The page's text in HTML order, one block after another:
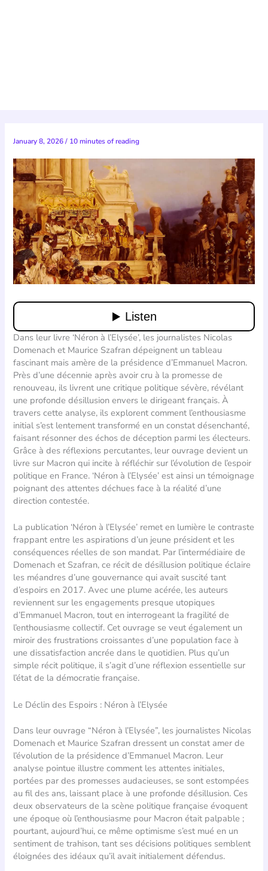
January 8, 2026/ 10 minutes of reading
Dans leur livre ‘Néron à l’Elysée’, les journalistes Nicolas
Domenach et Maurice Szafran dépeignent un tableau
fascinant mais amère de la présidence d’Emmanuel Macron.
Près d’une décennie après avoir cru à la promesse de
renouveau, ils livrent une critique politique sévère, révélant
une profonde désillusion envers le dirigeant français. À
travers cette analyse, ils explorent comment l’enthousiasme
initial s’est lentement transformé en un constat désenchanté,
faisant résonner des échos de déception parmi les électeurs.
Grâce à des réflexions percutantes, leur ouvrage devient un
livre sur Macron qui incite à réfléchir sur l’évolution de l’espoir
politique en France. ‘Néron à l’Elysée’ est ainsi un témoignage
poignant des attentes déchues face à la réalité d’une
direction contestée.
La publication ‘Néron à l’Elysée’ remet en lumière le contraste
frappant entre les aspirations d’un jeune président et les
conséquences réelles de son mandat. Par l’intermédiaire de
Domenach et Szafran, ce récit de désillusion politique éclaire
les méandres d’une gouvernance qui avait suscité tant
d’espoirs en 2017. Avec une plume acérée, les auteurs
reviennent sur les engagements presque utopiques
d’Emmanuel Macron, tout en interrogeant la fragilité de
l’enthousiasme collectif. Cet ouvrage se veut également un
miroir des frustrations croissantes d’une population face à
une dissatisfaction ancrée dans le quotidien. Plus qu’un
simple récit politique, il s’agit d’une réflexion essentielle sur
l’état de la démocratie française.
Le Déclin des Espoirs : Néron à l’Elysée
Dans leur ouvrage “Néron à l’Elysée”, les journalistes Nicolas
Domenach et Maurice Szafran dressent un constat amer de
l’évolution de la présidence d’Emmanuel Macron. Leur
analyse pointue illustre comment les attentes initiales,
portées par des promesses audacieuses, se sont estompées
au fil des ans, laissant place à une profonde désillusion. Ces
deux observateurs de la scène politique française évoquent
une époque où l’enthousiasme pour Macron était palpable ;
pourtant, aujourd’hui, ce même optimisme s’est mué en un
sentiment de trahison, tant ses décisions politiques semblent
éloignées des idéaux qu’il avait initialement défendus.